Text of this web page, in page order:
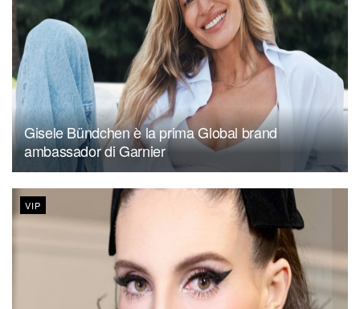
Gisele Bündchen è la prima Global brand
ambassador di Garnier
VIP